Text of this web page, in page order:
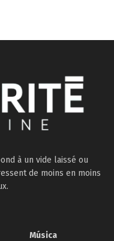
à un vide laissé ou
de moins en moins
Música